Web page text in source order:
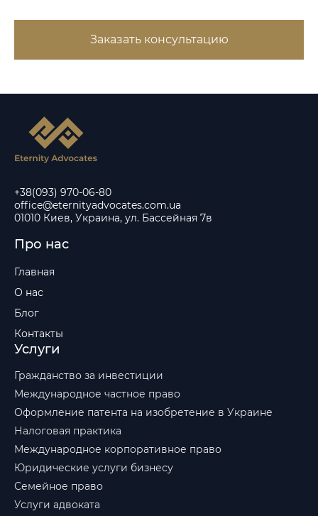
Заказать консультацию
+38(093) 970-06-80
office@eternityadvocates.com.ua
01010 Киев, Украина, ул. Бассейная 7в
Про нас
Главная
О нас
Блог
Контакты
Услуги
Гражданство за инвестиции
Международное частное право
Оформление патента на изобретение в Украине
Налоговая практика
Международное корпоративное право
Юридические услуги бизнесу
Семейное право
Услуги адвоката